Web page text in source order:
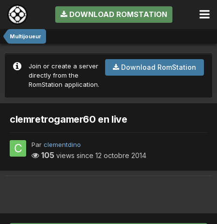
DOWNLOAD ROMSTATION
Multijoueur
Download RomStation
Join or create a server
directly from the
RomStation application.
clemretrogamer60 en live
Par clementdino
105 views since 12 octobre 2014